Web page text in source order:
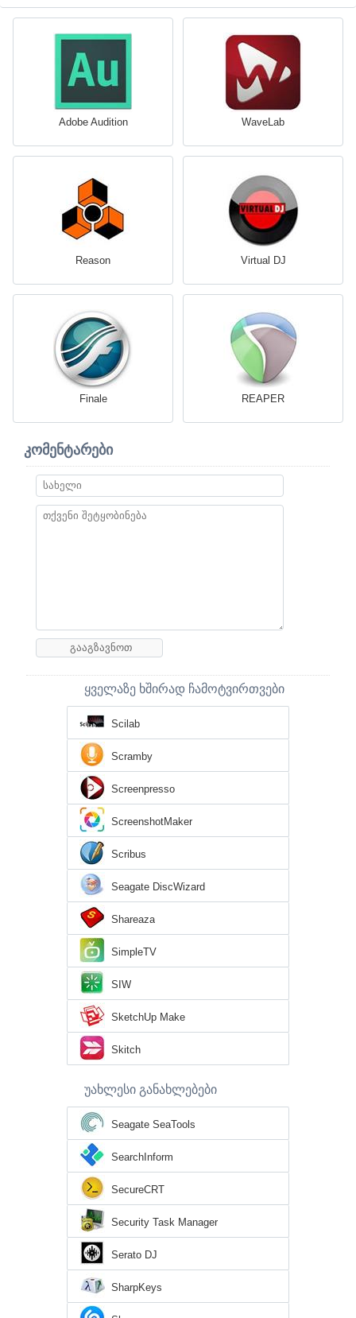
Adobe Audition WaveLab
Reason Virtual DJ
Finale REAPER
კომენტარები
ყველაზე ხშირად ჩამოტვირთვები
Scilab
Scramby
Screenpresso
ScreenshotMaker
Scribus
Seagate DiscWizard
Shareaza
SimpleTV
SIW
SketchUp Make
Skitch
უახლესი განახლებები
Seagate SeaTools
SearchInform
SecureCRT
Security Task Manager
Serato DJ
SharpKeys